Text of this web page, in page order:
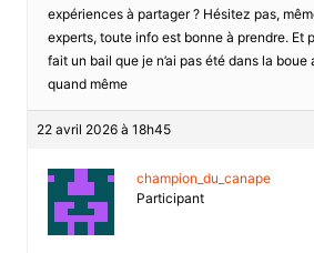
expériences à partager ? Hésitez pas,
experts, toute info est bonne à prendre. Et
fait un bail que je n’ai pas été dans la boue
quand même
22 avril 2026 à 18h45
champion_du_canape
Participant